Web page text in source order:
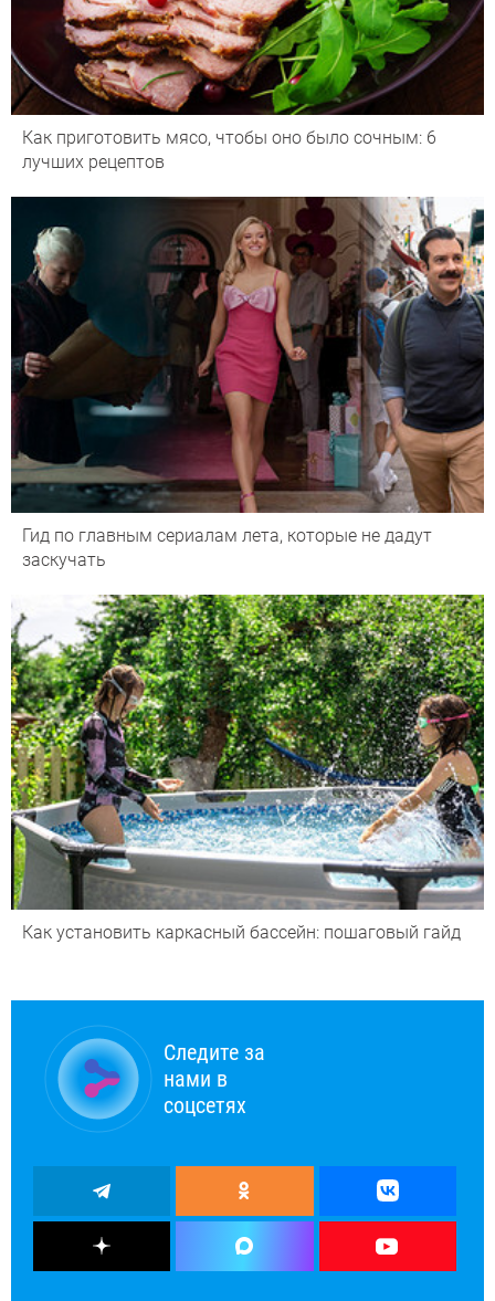
Как приготовить мясо, чтобы оно было сочным: 6
лучших рецептов
Гид по главным сериалам лета, которые не дадут
заскучать
Как установить каркасный бассейн: пошаговый гайд
Следите за
нами в
соцсетях